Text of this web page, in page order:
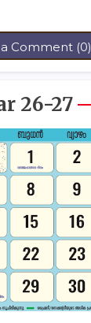
Comment (0)
26-27